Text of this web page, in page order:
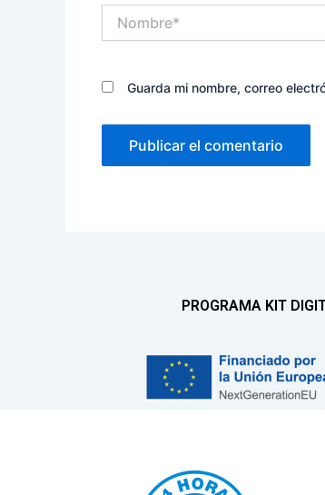
Guarda mi nombre, correo
PROGRAMA KIT